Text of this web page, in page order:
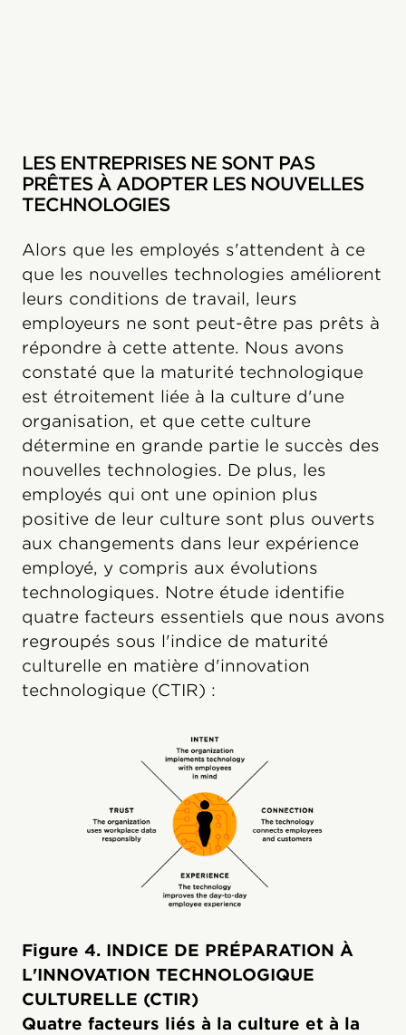
LES ENTREPRISES NE SONT PAS
PRÊTES À ADOPTER LES NOUVELLES
TECHNOLOGIES
Alors que les employés s'attendent à ce
que les nouvelles technologies améliorent
leurs conditions de travail, leurs
employeurs ne sont peut-être pas prêts à
répondre à cette attente. Nous avons
constaté que la maturité technologique
est étroitement liée à la culture d'une
organisation, et que cette culture
détermine en grande partie le succès des
nouvelles technologies. De plus, les
employés qui ont une opinion plus
positive de leur culture sont plus ouverts
aux changements dans leur expérience
employé, y compris aux évolutions
technologiques. Notre étude identifie
quatre facteurs essentiels que nous avons
regroupés sous l'indice de maturité
culturelle en matière d'innovation
technologique (CTIR) :
Figure 4. INDICE DE PRÉPARATION À
L'INNOVATION TECHNOLOGIQUE
CULTURELLE (CTIR)
Quatre facteurs liés à la culture et à la